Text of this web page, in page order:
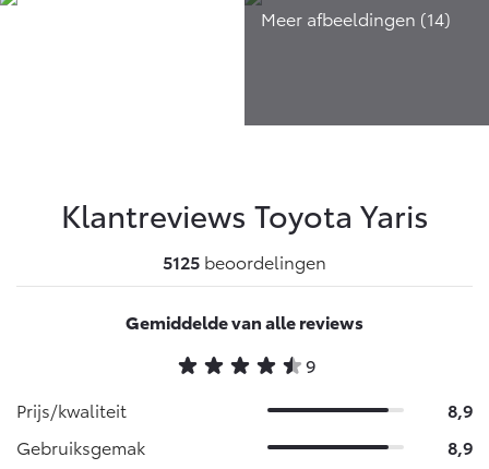
Klantreviews Toyota Yaris
5125 beoordelingen
Gemiddelde van alle reviews
9
Prijs/kwaliteit
8,9
Gebruiksgemak
8,9